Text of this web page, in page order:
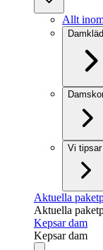
Allt
Vi tipsar
Aktuella
Aktuella
Kepsar dam
Kepsar dam